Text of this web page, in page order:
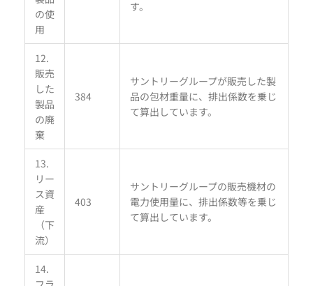
の使
用
す。
12.
販売
した
製品
の廃
棄
384
サントリーグループが販売した製
品の包材重量に、排出係数を乗じ
て算出しています。
13.
リー
ス資
産
（下
流）
403
サントリーグループの販売機材の
電力使用量に、排出係数等を乗じ
て算出しています。
14.